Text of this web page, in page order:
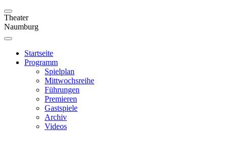
Theater
Naumburg
Startseite
Programm
Spielplan
Mittwochsreihe
Führungen
Premieren
Gastspiele
Archiv
Videos